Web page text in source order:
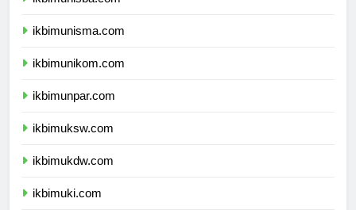
ikbimunisma.com
ikbimunikom.com
ikbimunpar.com
ikbimuksw.com
ikbimukdw.com
ikbimuki.com